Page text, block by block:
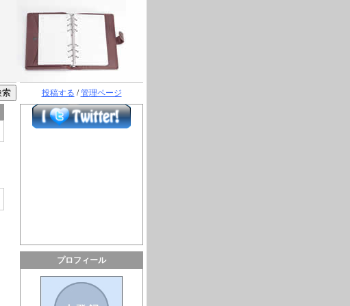
投稿する /管理ページ
プロフィール